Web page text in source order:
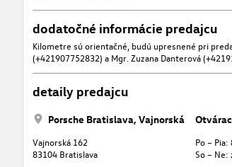
dodatočné informácie predajcu
Kilometre sú orientačné, budú upresnené pri
(+421907752832) a Mgr. Zuzana Danterová
detaily predajcu
Porsche Bratislava, Vajnorská
Vajnorská 162
83104 Bratislava
Po –
So – Ne: